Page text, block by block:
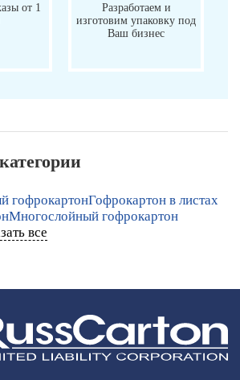
от 1
Разработаем и
изготовим упаковку под
Ваш бизнес
гофрокартонГофрокартон в листах
Многослойный гофрокартон
все